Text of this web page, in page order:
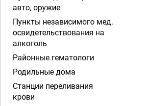
авто, оружие
Пункты независимого мед.
освидетельствования на
алкоголь
Районные гематологи
Родильные дома
Станции переливания
крови